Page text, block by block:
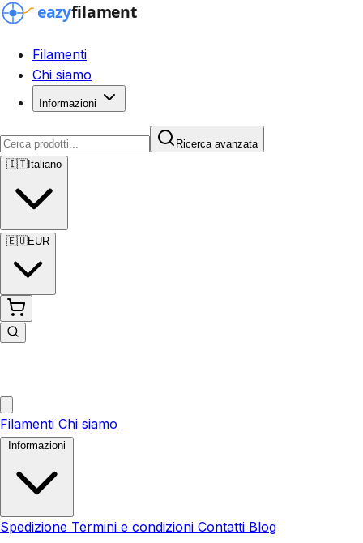
Filamenti
Chi siamo
Informazioni
Ricerca avanzata
🇮🇹Italiano
🇪🇺EUR
Filamenti Chi siamo
Spedizione Termini e condizioni Contatti Blog